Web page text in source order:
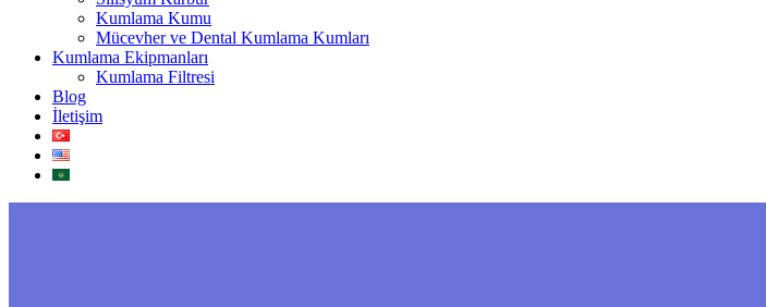
Kumlama Kumu
Mücevher ve Dental Kumlama Kumları
Kumlama Ekipmanları
Kumlama Filtresi
Blog
İletişim